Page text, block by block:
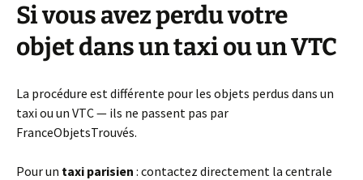
Si vous avez perdu votre
objet dans un taxi ou un VTC
La procédure est différente pour les objets perdus dans un
taxi ou un VTC — ils ne passent pas par
FranceObjetsTrouvés.
Pour un taxi parisien : contactez directement la centrale